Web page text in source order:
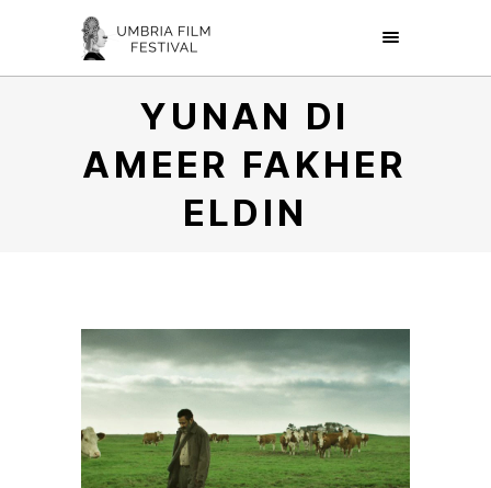
YUNAN DI
AMEER FAKHER
ELDIN